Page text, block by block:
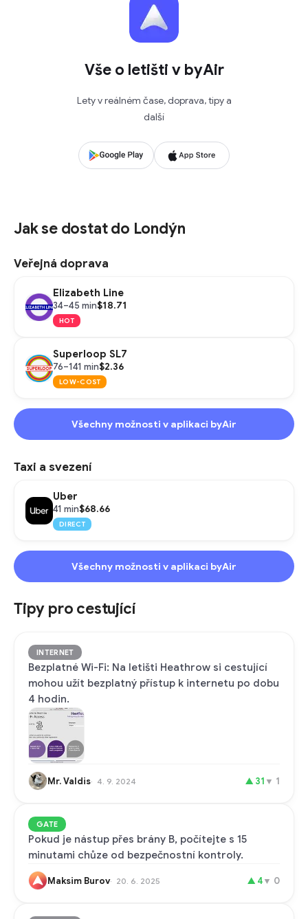
Vše o letišti v byAir
Lety v reálném čase, doprava, tipy a
další
Jak se dostat do Londýn
Veřejná doprava
Elizabeth Line
34–45 min$18.71
HOT
Superloop SL7
76–141 min$2.36
LOW-COST
Všechny možnosti v aplikaci byAir
Taxi a svezení
Uber
41 min$68.66
DIRECT
Všechny možnosti v aplikaci byAir
Tipy pro cestující
INTERNET
Bezplatné Wi-Fi: Na letišti Heathrow si cestující
mohou užít bezplatný přístup k internetu po dobu
4 hodin.
Mr. Valdis 4. 9. 2024 ▲ 31 ▼ 1
GATE
Pokud je nástup přes brány B, počítejte s 15
minutami chůze od bezpečnostní kontroly.
Maksim Burov 20. 6. 2025 ▲ 4▼ 0